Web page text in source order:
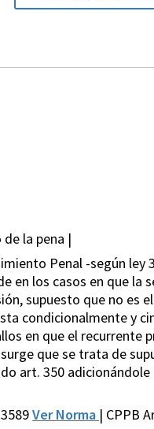
la pena |
Penal -según
en los casos en que
supuesto que no es
condicionalmente y
en que el
que se trata de
art. 350
Ver Norma | CPPB